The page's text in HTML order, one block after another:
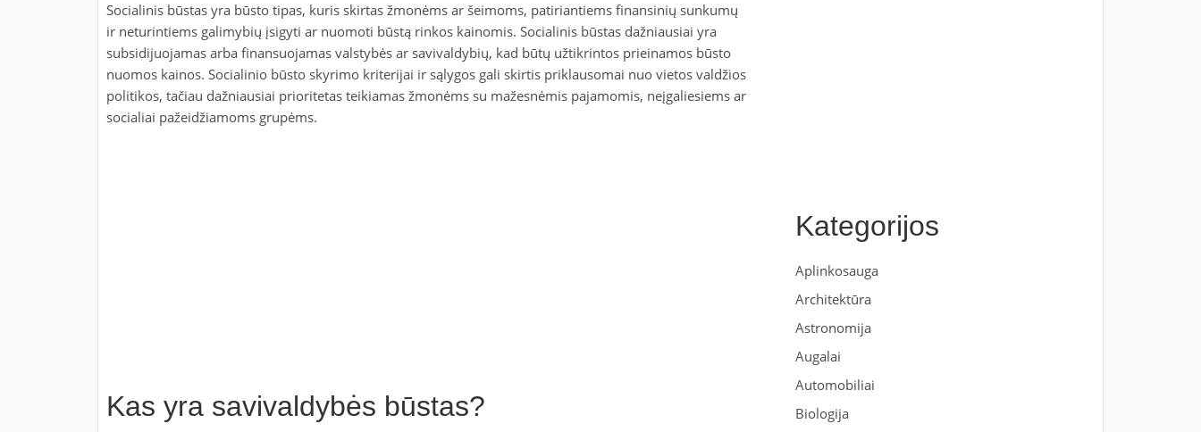
Socialinis būstas yra būsto tipas, kuris skirtas žmonėms ar šeimoms, patiriantiems finansinių sunkumų
ir neturintiems galimybių įsigyti ar nuomoti būstą rinkos kainomis. Socialinis būstas dažniausiai yra
subsidijuojamas arba finansuojamas valstybės ar savivaldybių, kad būtų užtikrintos prieinamos būsto
nuomos kainos. Socialinio būsto skyrimo kriterijai ir sąlygos gali skirtis priklausomai nuo vietos valdžios
politikos, tačiau dažniausiai prioritetas teikiamas žmonėms su mažesnėmis pajamomis, neįgaliesiems ar
socialiai pažeidžiamoms grupėms.
Kas yra savivaldybės būstas?
Kategorijos
Aplinkosauga
Architektūra
Astronomija
Augalai
Automobiliai
Biologija